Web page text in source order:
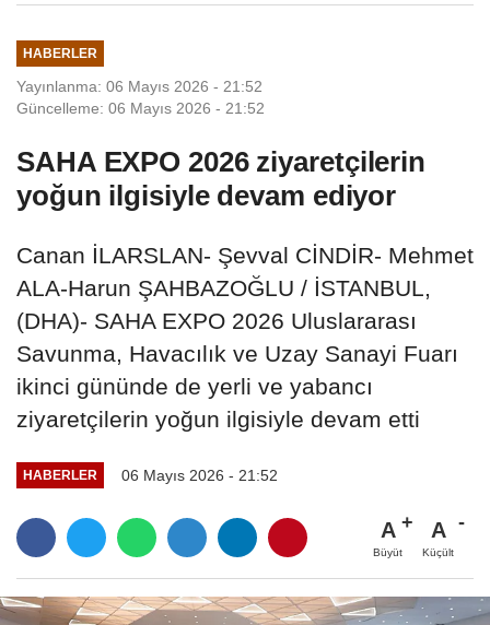
HABERLER
Yayınlanma: 06 Mayıs 2026 - 21:52
Güncelleme: 06 Mayıs 2026 - 21:52
SAHA EXPO 2026 ziyaretçilerin
yoğun ilgisiyle devam ediyor
Canan İLARSLAN- Şevval CİNDİR- Mehmet
ALA-Harun ŞAHBAZOĞLU / İSTANBUL,
(DHA)- SAHA EXPO 2026 Uluslararası
Savunma, Havacılık ve Uzay Sanayi Fuarı
ikinci gününde de yerli ve yabancı
ziyaretçilerin yoğun ilgisiyle devam etti
HABERLER 06 Mayıs 2026 - 21:52
A
Büyüt
A
Küçült